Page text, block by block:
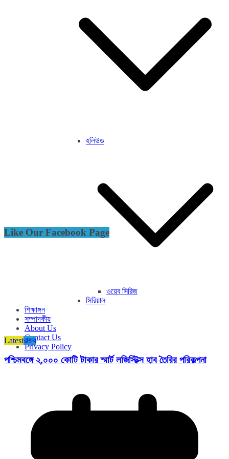
হলিউড
ওয়েব সিরিজ
সিরিয়াল
শিক্ষাঙ্গন
সম্পাদকীয়
About Us
Contact Us
Privacy Policy
Like Our Facebook Page
Latestরাজ্য​
পশ্চিমবঙ্গে ২,০০০ কোটি টাকার স্মার্ট লজিস্টিক্স হাব তৈরির পরিকল্পনা